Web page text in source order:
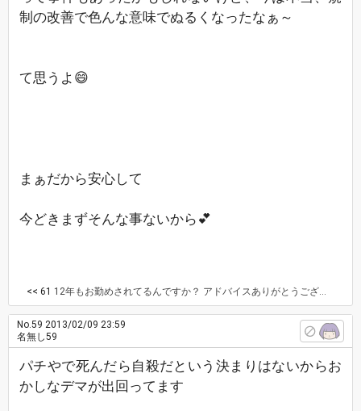
制の改善で色んな意味でぬるくなったなぁ～
て思うよ😄
まぁだから安心して
今どきまずそんな事ないから💕
<< 61 12年もお勤めされてるんですか？ アドバイスありがとうございます。 よかった～。昔の話なんですか？ 私も、1日で30万、40万勝つなら、やる気満々になって遊びじゃあなくて真剣勝負になってしまうかもしれないです。 今は、死にたくなるほどのがないと聞いて安心しました。
No.59 2013/02/09 23:59
名無し59
パチやで死んだら自殺だという決まりはないからお
かしなデマが出回ってます